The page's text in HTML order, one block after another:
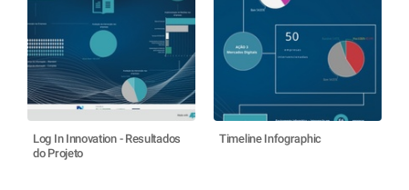
Log In Innovation - Resultados
do Projeto
Timeline Infographic